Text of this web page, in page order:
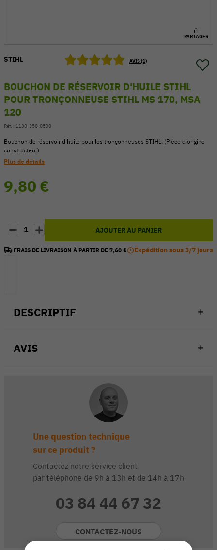
PARTAGER
DESCRIPTIF
AVIS
STIHL AVIS (1)
BOUCHON DE RÉSERVOIR D'HUILE STIHL
POUR TRONÇONNEUSE STIHL MS 170, MSA
120
Réf. : 1130-350-0500
Bouchon de réservoir d'huile pour les tronçonneuses STIHL. (Pièce d'origine
constructeur)
Plus de détails
9,80 €
1 AJOUTER AU PANIER
FRAIS DE LIVRAISON À PARTIR DE 7,60 € Expédition sous 3/7 jours
Une question technique
sur ce produit ?
Contactez notre service client
par téléphone de 9h à 13h et de 14h à 17h
03 84 44 67 32
CONTACTEZ-NOUS